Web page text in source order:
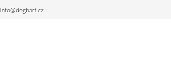
info@dogbarf.cz